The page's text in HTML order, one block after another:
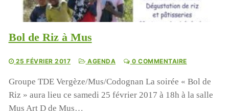
Bol de Riz à Mus
25 FÉVRIER 2017 AGENDA 0 COMMENTAIRE
Groupe TDE Vergèze/Mus/Codognan La soirée « Bol de
Riz » aura lieu ce samedi 25 février 2017 à 18h à la salle
Mus Art D de Mus…